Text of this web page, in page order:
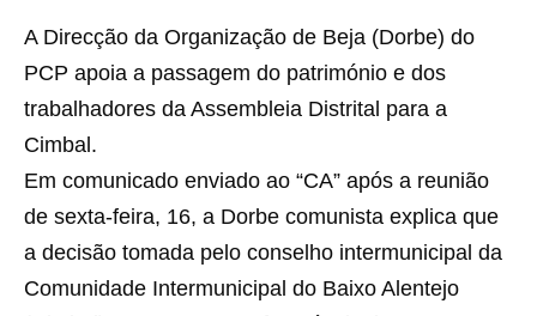
A Direcção da Organização de Beja (Dorbe) do
PCP apoia a passagem do património e dos
trabalhadores da Assembleia Distrital para a
Cimbal.
Em comunicado enviado ao “CA” após a reunião
de sexta-feira, 16, a Dorbe comunista explica que
a decisão tomada pelo conselho intermunicipal da
Comunidade Intermunicipal do Baixo Alentejo